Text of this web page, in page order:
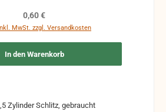
Regulärer Preis:
0,60 €
MwSt. zzgl. Versandkosten
In den Warenkorb